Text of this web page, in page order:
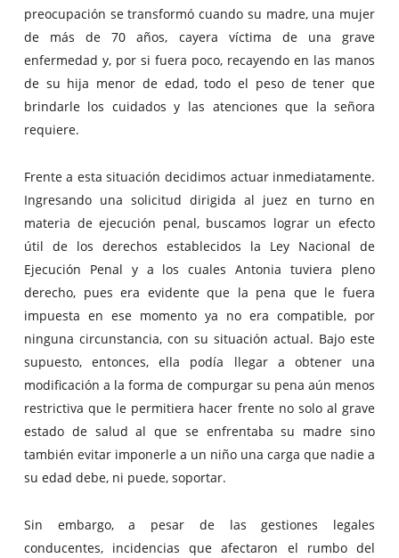
preocupación se transformó cuando su madre, una mujer
de más de 70 años, cayera víctima de una grave
enfermedad y, por si fuera poco, recayendo en las manos
de su hija menor de edad, todo el peso de tener que
brindarle los cuidados y las atenciones que la señora
requiere.
Frente a esta situación decidimos actuar inmediatamente.
Ingresando una solicitud dirigida al juez en turno en
materia de ejecución penal, buscamos lograr un efecto
útil de los derechos establecidos la Ley Nacional de
Ejecución Penal y a los cuales Antonia tuviera pleno
derecho, pues era evidente que la pena que le fuera
impuesta en ese momento ya no era compatible, por
ninguna circunstancia, con su situación actual. Bajo este
supuesto, entonces, ella podía llegar a obtener una
modificación a la forma de compurgar su pena aún menos
restrictiva que le permitiera hacer frente no solo al grave
estado de salud al que se enfrentaba su madre sino
también evitar imponerle a un niño una carga que nadie a
su edad debe, ni puede, soportar.
Sin embargo, a pesar de las gestiones legales
conducentes, incidencias que afectaron el rumbo del